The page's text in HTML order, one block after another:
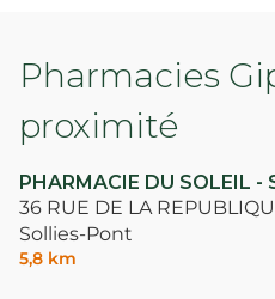
Pharmacies
proximité
PHARMACIE DU SOLEIL
36 RUE DE LA
Sollies-Pont
5,8 km